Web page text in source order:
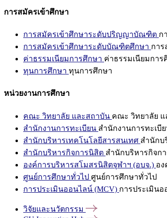
การสมัครเข้าศึกษา
การสมัครเข้าศึกษาระดับปริญญาบัณฑิต ก
การสมัครเข้าศึกษาระดับบัณฑิตศึกษา กา
ค่าธรรมเนียมการศึกษา ค่าธรรมเนียมการ
ทุนการศึกษา ทุนการศึกษา
หน่วยงานการศึกษา
คณะ วิทยาลัย และสถาบัน คณะ วิทยาลัย แ
สำนักงานการทะเบียน สำนักงานการทะเบี
สำนักบริหารเทคโนโลยีสารสนเทศ สำนักบ
สำนักบริหารกิจการนิสิต สำนักบริหารกิจก
องค์การบริหารสโมสรนิสิตจุฬาฯ (อบจ.) อง
ศูนย์การศึกษาทั่วไป ศูนย์การศึกษาทั่วไป
การประเมินออนไลน์ (MCV) การประเมินอ
วิจัยและนวัตกรรม